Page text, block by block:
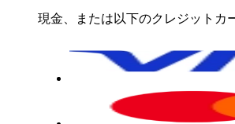
現金、または以下のクレジットカ